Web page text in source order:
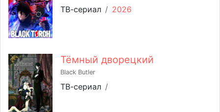
ТВ-сериал / 2026
Тёмный дворецкий
Black Butler
ТВ-сериал /